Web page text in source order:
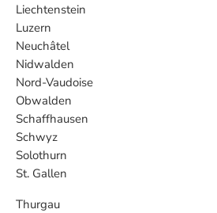
Liechtenstein
Luzern
Neuchâtel
Nidwalden
Nord-Vaudoise
Obwalden
Schaffhausen
Schwyz
Solothurn
St. Gallen
Thurgau